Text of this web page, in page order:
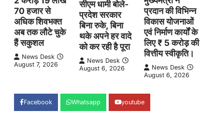
70 हजार से
अधिक शिवभक्त
अब तक लौटे चुके
हैं सकुशल
News Desk
August 7, 2026
सीएम धामी बोले-
प्रदेश सरकार
बिना रुके, बिना
थके अपने हर वादे
को कर रही है पूरा
News Desk
August 6, 2026
प्रदान की विभिन्न
विकास योजनाओं
एवं निर्माण कार्यों के
लिए ₹ 5 करोड़ की
वित्तीय स्वीकृति।
News Desk
August 6, 2026
Facebook Whatsapp youtube